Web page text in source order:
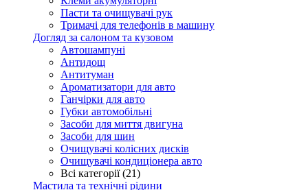
Пасти та очищувачі рук
Тримачі для телефонів в машину
Догляд за салоном та кузовом
Автошампуні
Антидощ
Антитуман
Ароматизатори для авто
Ганчірки для авто
Губки автомобільні
Засоби для миття двигуна
Засоби для шин
Очищувачі колісних дисків
Очищувачі кондиціонера авто
Всі категорії (21)
Мастила та технічні рідини